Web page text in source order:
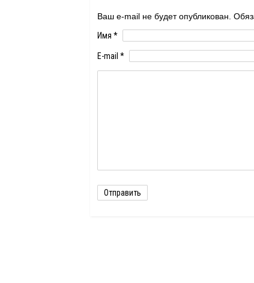
Ваш e-mail не будет опубликован.
Имя *
E-mail *